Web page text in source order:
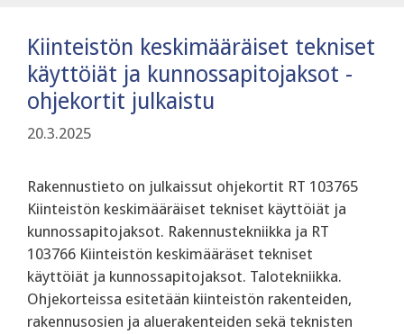
Kiinteistön keskimääräiset tekniset
käyttöiät ja kunnossapitojaksot -
ohjekortit julkaistu
20.3.2025
Rakennustieto on julkaissut ohjekortit RT 103765
Kiinteistön keskimääräiset tekniset käyttöiät ja
kunnossapitojaksot. Rakennustekniikka ja RT
103766 Kiinteistön keskimääräset tekniset
käyttöiät ja kunnossapitojaksot. Talotekniikka.
Ohjekorteissa esitetään kiinteistön rakenteiden,
rakennusosien ja aluerakenteiden sekä teknisten